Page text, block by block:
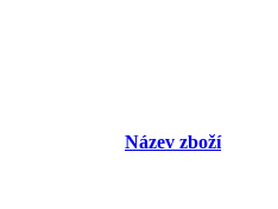
Název zboží